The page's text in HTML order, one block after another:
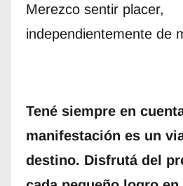
Merezco sentir placer,
independientemente de
Tené siempre en
manifestación es un
destino. Disfrutá del